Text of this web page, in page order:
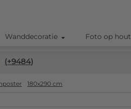
Wanddecoratie Foto op hout
(+9484)
180x290 cm